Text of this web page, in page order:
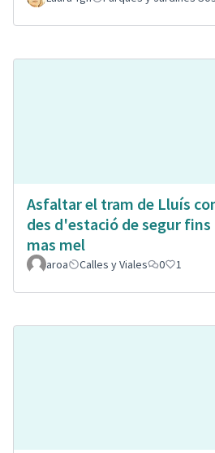
Asfaltar el tram de Lluís
des d'estació de segur
mas mel
aroa Calles y Viales 0 1